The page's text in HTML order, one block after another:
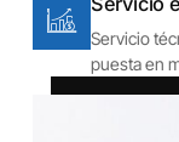
Servicio
puesta en